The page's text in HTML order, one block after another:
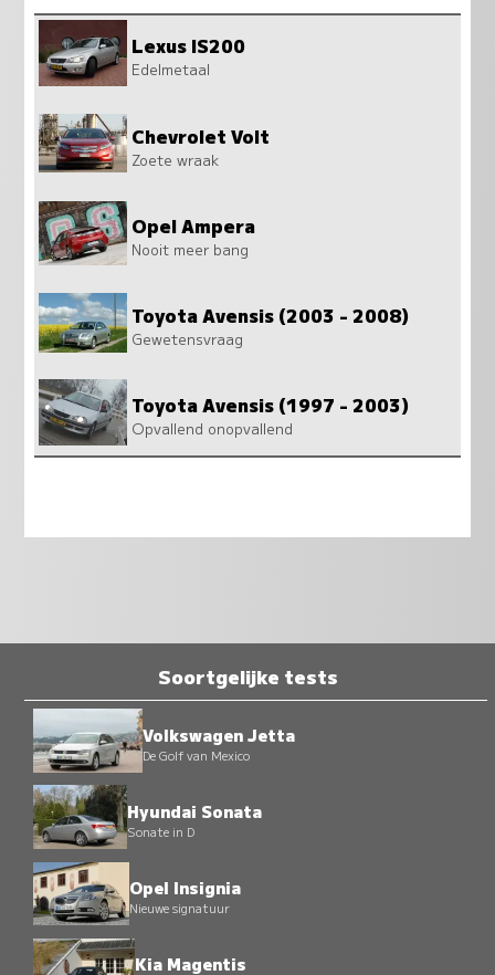
Lexus IS200
Edelmetaal
Chevrolet Volt
Zoete wraak
Opel Ampera
Nooit meer bang
Toyota Avensis (2003 - 2008)
Gewetensvraag
Toyota Avensis (1997 - 2003)
Opvallend onopvallend
Soortgelijke tests
Volkswagen Jetta
De Golf van Mexico
Hyundai Sonata
Sonate in D
Opel Insignia
Nieuwe signatuur
Kia Magentis